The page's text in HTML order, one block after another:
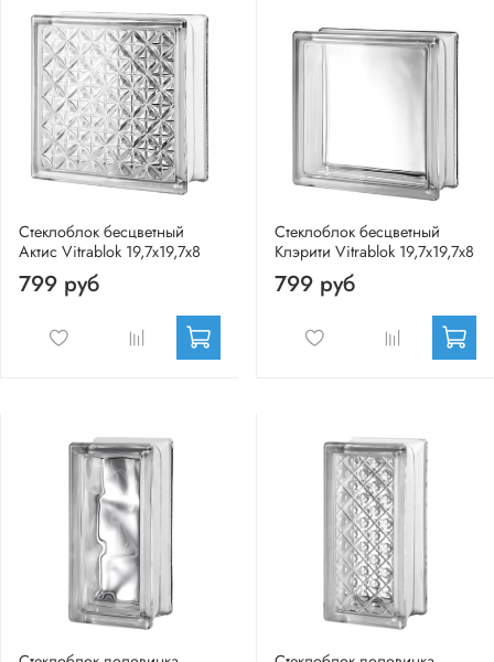
Стеклоблок бесцветный
Актис Vitrablok 19,7x19,7x8
799 руб
Стеклоблок бесцветный
Клэрити Vitrablok 19,7x19,7x8
799 руб